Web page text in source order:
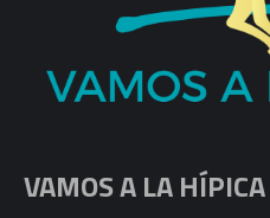
VAMOS A LA HÍPICA